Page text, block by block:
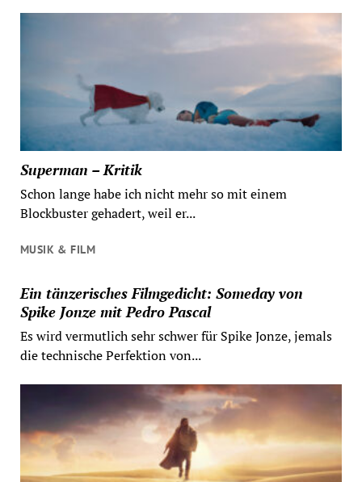
Superman – Kritik
Schon lange habe ich nicht mehr so mit einem
Blockbuster gehadert, weil er...
MUSIK & FILM
Ein tänzerisches Filmgedicht: Someday von
Spike Jonze mit Pedro Pascal
Es wird vermutlich sehr schwer für Spike Jonze, jemals
die technische Perfektion von...